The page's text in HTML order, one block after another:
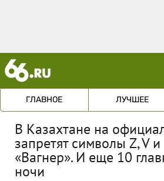
ГЛАВНОЕ ЛУЧШЕЕ
В Казахтане на
запретят символы Z, V
«Вагнер». И еще 10
ночи